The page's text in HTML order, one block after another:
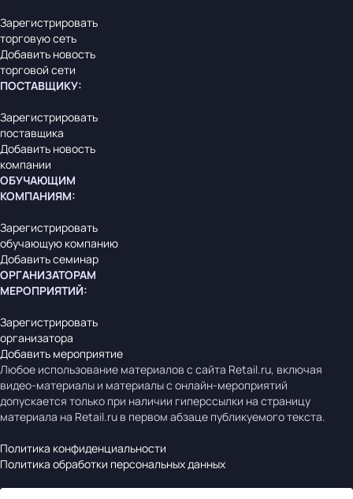
Зарегистрировать
торговую сеть
Добавить новость
торговой сети
ПОСТАВЩИКУ:
Зарегистрировать
поставщика
Добавить новость
компании
ОБУЧАЮЩИМ
КОМПАНИЯМ:
Зарегистрировать
обучающую компанию
Добавить семинар
ОРГАНИЗАТОРАМ
МЕРОПРИЯТИЙ:
Зарегистрировать
организатора
Добавить мероприятие
Любое использование материалов с сайта Retail.ru, включая
видео-материалы и материалы с онлайн-мероприятий
допускается только при наличии гиперссылки на страницу
материала на Retail.ru в первом абзаце публикуемого текста.
Политика конфиденциальности
Политика обработки персональных данных